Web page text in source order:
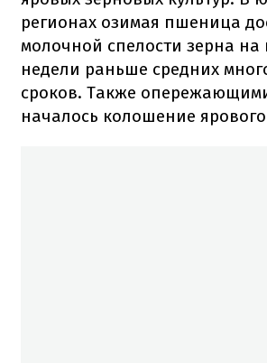
регионах озимая пшеница
молочной спелости зерна
недели раньше средних
сроков. Также
началось колошение